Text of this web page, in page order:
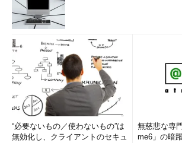
“必要ないもの／使わないもの”は
無効化し、クライアントのセキュ
無慈悲な専
me6」の暗